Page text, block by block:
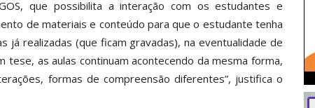
que possibilita a interação com os estudantes e
de materiais e conteúdo para que o estudante tenha
já realizadas (que ficam gravadas), na eventualidade de
as aulas continuam acontecendo da mesma forma,
formas de compreensão diferentes”, justifica o